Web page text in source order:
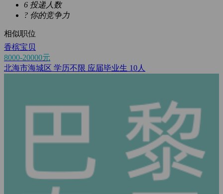
6 投递人数
? 你的竞争力
相似职位
香槟宝贝
8000-20000元
北海市海城区 学历不限 应届毕业生 10人